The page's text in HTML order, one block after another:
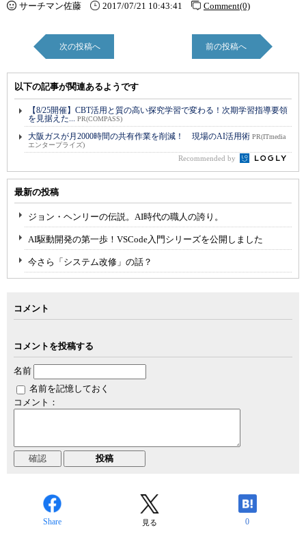
サーチマン佐藤 2017/07/21 10:43:41 Comment(0)
次の投稿へ 前の投稿へ
以下の記事が関連あるようです
【8/25開催】CBT活用と質の高い探究学習で変わる！次期学習指導要領
を見据えた... PR(COMPASS)
大阪ガスが月2000時間の共有作業を削減！ 現場のAI活用術 PR(ITmedia
エンタープライズ)
Recommended by
最新の投稿
ジョン・ヘンリーの伝説。AI時代の職人の誇り。
AI駆動開発の第一歩！VSCode入門シリーズを公開しました
今さら「システム改修」の話？
コメント
コメントを投稿する
名前
名前を記憶しておく
コメント：
Share 見る 0